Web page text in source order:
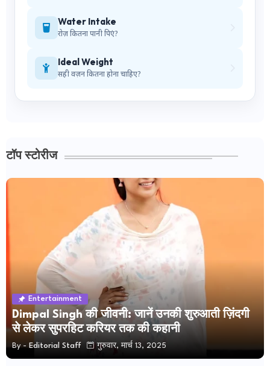
Water Intake
रोज़ कितना पानी पिएं?
Ideal Weight
सही वज़न कितना होना चाहिए?
टॉप स्टोरीज
Entertainment
Dimpal Singh की जीवनी: जानें उनकी शुरुआती ज़िंदगी
से लेकर सुपरहिट करियर तक की कहानी
By - Editorial Staff गुरुवार, मार्च 13, 2025